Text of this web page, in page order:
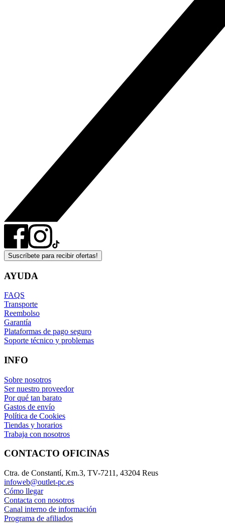
Suscríbete para recibir ofertas!
AYUDA
FAQS
Transporte
Reembolso
Garantía
Plataformas de pago seguro
Soporte técnico y problemas
INFO
Sobre nosotros
Ser nuestro proveedor
Por qué tan barato
Gastos de envío
Política de Cookies
Tiendas y horarios
Trabaja con nosotros
CONTACTO OFICINAS
Ctra. de Constantí, Km.3, TV-7211, 43204 Reus
infoweb@outlet-pc.es
Cómo llegar
Contacta con nosotros
Canal interno de información
Programa de afiliados